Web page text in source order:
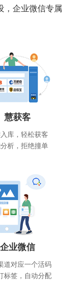
，企业微信专属
慧获客
库，轻松获客
析，拒绝撞单
企业微信
道对应一个活码
标签，自动分配